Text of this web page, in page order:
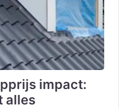
impact:
alles